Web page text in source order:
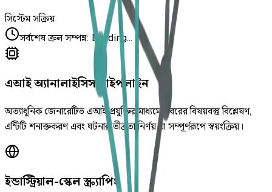
সিস্টেম সক্রিয়
সর্বশেষ ক্রল সম্পন্ন: Loading...
এআই অ্যানালাইসিস পাইপলাইন
অত্যাধুনিক জেনারেটিভ এআই প্রযুক্তির মাধ্যমে খবরের বিষয়বস্তু বিশ্লেষণ,
এন্টিটি শনাক্তকরণ এবং ঘটনার তীব্রতা নির্ণয় যা সম্পূর্ণরূপে স্বয়ংক্রিয়।
ইন্ডাস্ট্রিয়াল-স্কেল স্ক্র্যাপিং